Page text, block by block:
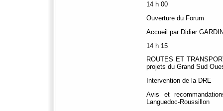
14 h 00
Ouverture du Forum
Accueil par Didier
14 h 15
ROUTES ET
projets du Grand Sud
Intervention de la DRE
Avis et
Languedoc-Roussillon